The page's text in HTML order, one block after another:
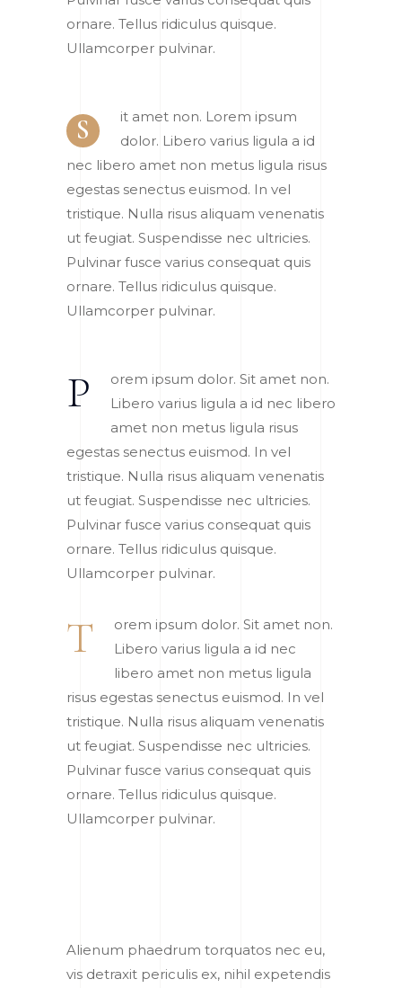
ornare. Tellus ridiculus quisque.
Ullamcorper pulvinar.
S
it amet non. Lorem ipsum
dolor. Libero varius ligula a id
nec libero amet non metus ligula risus
egestas senectus euismod. In vel
tristique. Nulla risus aliquam venenatis
ut feugiat. Suspendisse nec ultricies.
Pulvinar fusce varius consequat quis
ornare. Tellus ridiculus quisque.
Ullamcorper pulvinar.
P
orem ipsum dolor. Sit amet non.
Libero varius ligula a id nec libero
amet non metus ligula risus
egestas senectus euismod. In vel
tristique. Nulla risus aliquam venenatis
ut feugiat. Suspendisse nec ultricies.
Pulvinar fusce varius consequat quis
ornare. Tellus ridiculus quisque.
Ullamcorper pulvinar.
T
orem ipsum dolor. Sit amet non.
Libero varius ligula a id nec
libero amet non metus ligula
risus egestas senectus euismod. In vel
tristique. Nulla risus aliquam venenatis
ut feugiat. Suspendisse nec ultricies.
Pulvinar fusce varius consequat quis
ornare. Tellus ridiculus quisque.
Ullamcorper pulvinar.
Alienum phaedrum torquatos nec eu,
vis detraxit periculis ex, nihil expetendis